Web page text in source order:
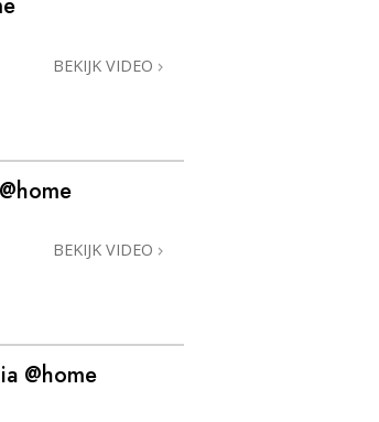
Feitenonderzoek
De Grondslagen van Public Relations
BEKIJK VIDEO
BEKIJK VIDEO
@home